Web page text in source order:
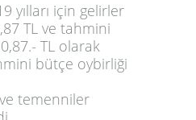
için gelirler
TL ve tahmini
TL olarak
bütçe oybirliği